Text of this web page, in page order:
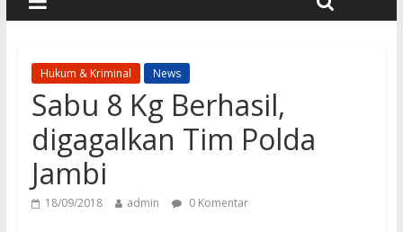
Didampingi Pengacara Chris Januardi
Siap Dukung Kegiatan Hulu Migas, Kapolda Jambi Kunjungi
FSO 115
Hukum & Kriminal News
Sabu 8 Kg Berhasil,
digagalkan Tim Polda
Jambi
18/09/2018 admin 0 Komentar